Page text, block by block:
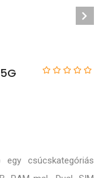
csúcskategóriás